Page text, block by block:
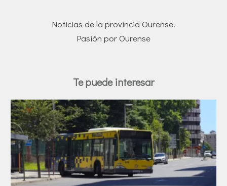
Noticias de la provincia Ourense.
Pasión por Ourense
Te puede interesar